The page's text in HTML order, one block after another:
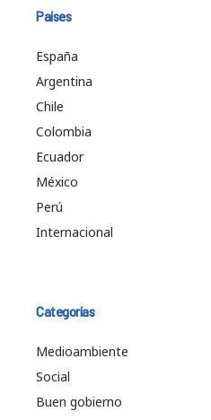
Países
España
Argentina
Chile
Colombia
Ecuador
México
Perú
Internacional
Categorías
Medioambiente
Social
Buen gobierno